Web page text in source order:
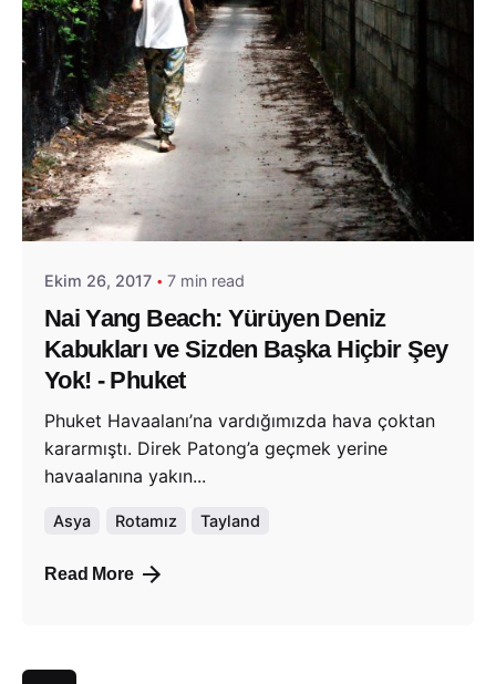
Posted by
Evim Çantada
Ekim 26, 2017 7 min read
Nai Yang Beach: Yürüyen Deniz
Kabukları ve Sizden Başka Hiçbir Şey
Yok! - Phuket
Phuket Havaalanı’na vardığımızda hava çoktan
kararmıştı. Direk Patong’a geçmek yerine
havaalanına yakın...
Asya Rotamız Tayland
Read More